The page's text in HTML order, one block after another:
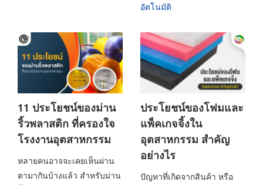
อัตโนมัติ
11 ประโยชน์ของม่าน
ริ้วพลาสติก ที่ครองใจ
โรงงานอุตสาหกรรม
หลายคนอาจจะเคยเห็นผ่าน
ตามากันบ้างแล้ว สำหรับม่าน
ประโยชน์ของโฟมและ
แพ็คเกจจิ้งใน
อุตสาหกรรม สำคัญ
อย่างไร
ปัญหาที่เกิดจากสินค้า หรือ